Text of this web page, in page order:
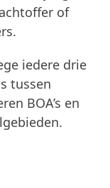
of
iedere drie
tussen
BOA’s en